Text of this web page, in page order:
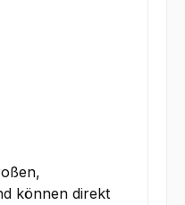
können direkt